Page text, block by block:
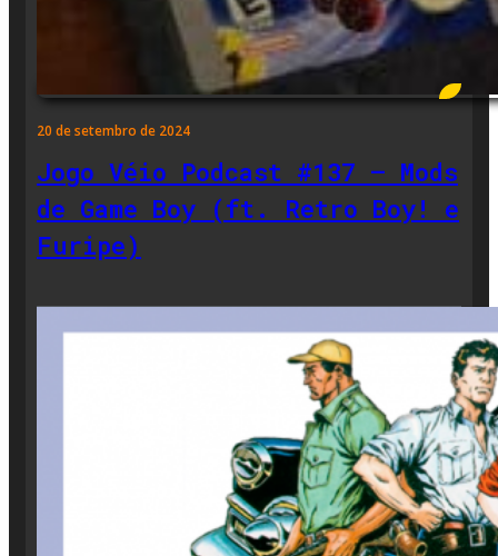
20 de setembro de 2024
Jogo Véio Podcast #137 – Mods
de Game Boy (ft. Retro Boy! e
Furipe)